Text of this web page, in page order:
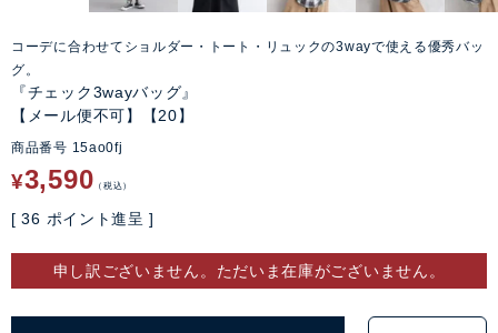
コーデに合わせてショルダー・トート・リュックの3wayで使える優秀バッ
グ。
『チェック3wayバッグ』
【メール便不可】【20】
商品番号 15ao0fj
¥3,590 税込
[ 36 ポイント進呈 ]
申し訳ございません。ただいま在庫がございません。